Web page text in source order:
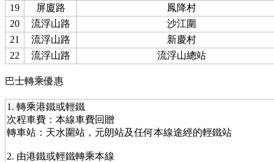
19
屏廈路
鳳降村
20
流浮山路
沙江圍
21
流浮山路
新慶村
22
流浮山路 流浮山總站
巴士轉乘優惠
1. 轉乘港鐵或輕鐵
次程車費：本線車費回贈
轉車站：天水圍站，元朗站及任何本線途經的輕鐵站
2. 由港鐵或輕鐵轉乘本線